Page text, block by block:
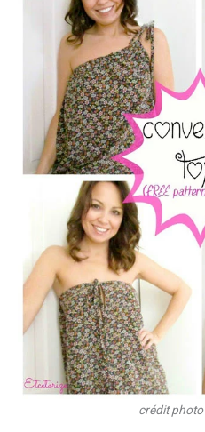
crédit photo